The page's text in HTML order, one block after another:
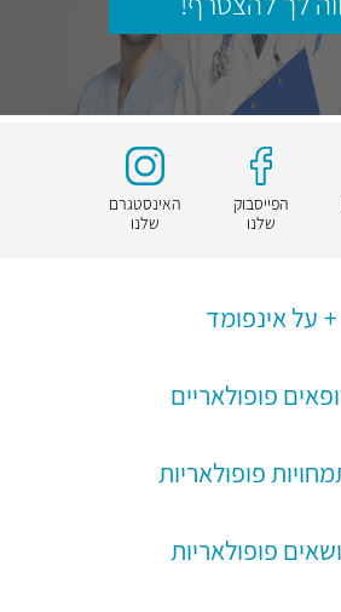
הפייסבוק
שלנו
האינסטגרם
שלנו
על אינפומד
פופולאריים
פופולאריות
פופולאריות